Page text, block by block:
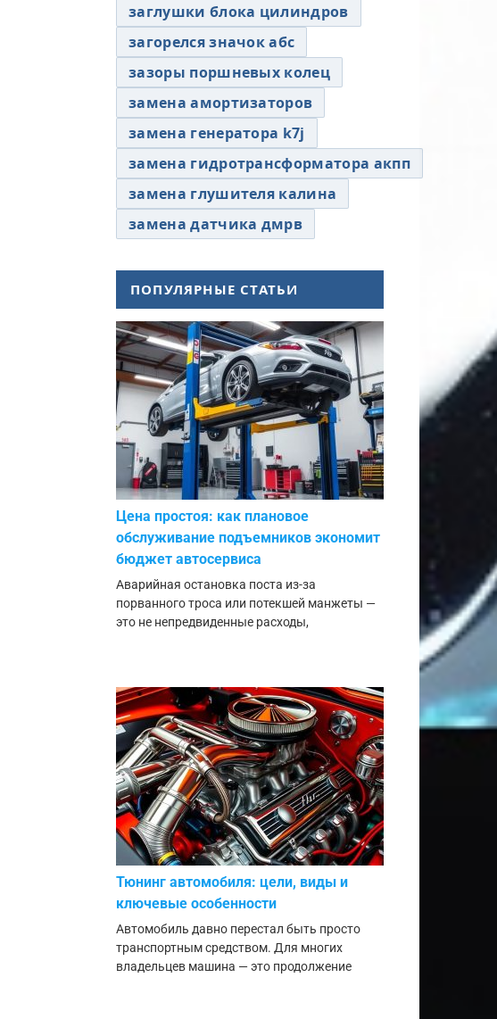
заглушки блока цилиндров
загорелся значок абс
зазоры поршневых колец
замена амортизаторов
замена генератора k7j
замена гидротрансформатора акпп
замена глушителя калина
замена датчика дмрв
ПОПУЛЯРНЫЕ СТАТЬИ
Цена простоя: как плановое
обслуживание подъемников экономит
бюджет автосервиса
Аварийная остановка поста из-за
порванного троса или потекшей манжеты —
это не непредвиденные расходы,
Тюнинг автомобиля: цели, виды и
ключевые особенности
Автомобиль давно перестал быть просто
транспортным средством. Для многих
владельцев машина — это продолжение